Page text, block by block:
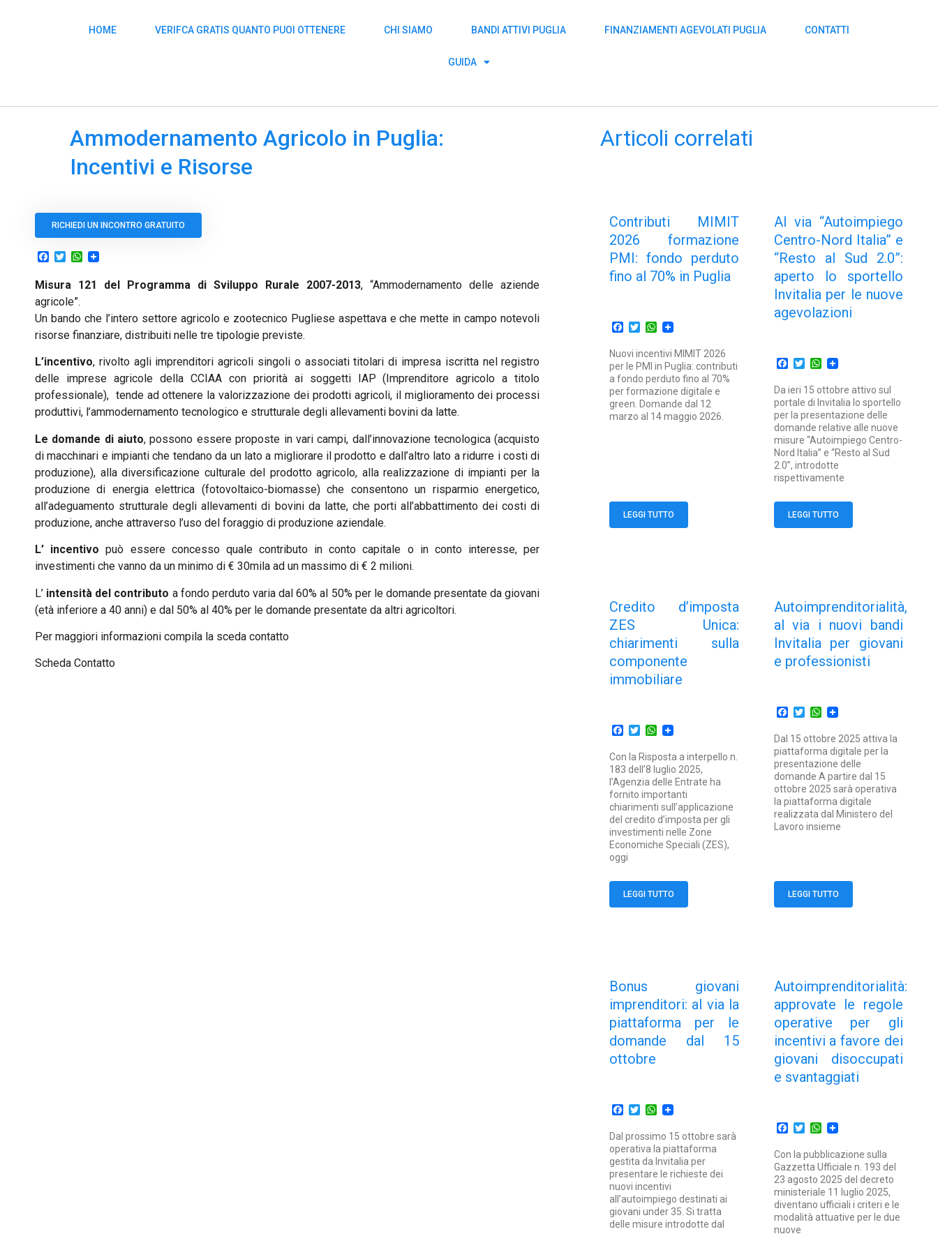
HOME VERIFCA GRATIS QUANTO PUOI OTTENERE CHI SIAMO BANDI ATTIVI PUGLIA FINANZIAMENTI AGEVOLATI PUGLIA CONTATTI
GUIDA
Ammodernamento Agricolo in Puglia:
Incentivi e Risorse
Articoli correlati
RICHIEDI UN INCONTRO GRATUITO
Facebook
TwitterWhatsApp
Misura 121 del Programma di Sviluppo Rurale 2007-2013, “Ammodernamento delle aziende
agricole”.
Un bando che l’intero settore agricolo e zootecnico Pugliese aspettava e che mette in campo notevoli
risorse finanziare, distribuiti nelle tre tipologie previste.
L’incentivo, rivolto agli imprenditori agricoli singoli o associati titolari di impresa iscritta nel registro
delle imprese agricole della CCIAA con priorità ai soggetti IAP (Imprenditore agricolo a titolo
professionale), tende ad ottenere la valorizzazione dei prodotti agricoli, il miglioramento dei processi
produttivi, l’ammodernamento tecnologico e strutturale degli allevamenti bovini da latte.
Le domande di aiuto, possono essere proposte in vari campi, dall’innovazione tecnologica (acquisto
di macchinari e impianti che tendano da un lato a migliorare il prodotto e dall’altro lato a ridurre i costi di
produzione), alla diversificazione culturale del prodotto agricolo, alla realizzazione di impianti per la
produzione di energia elettrica (fotovoltaico-biomasse) che consentono un risparmio energetico,
all’adeguamento strutturale degli allevamenti di bovini da latte, che porti all’abbattimento dei costi di
produzione, anche attraverso l’uso del foraggio di produzione aziendale.
L’ incentivo può essere concesso quale contributo in conto capitale o in conto interesse, per
investimenti che vanno da un minimo di € 30mila ad un massimo di € 2 milioni.
L’ intensità del contributo a fondo perduto varia dal 60% al 50% per le domande presentate da giovani
(età inferiore a 40 anni) e dal 50% al 40% per le domande presentate da altri agricoltori.
Per maggiori informazioni compila la sceda contatto
Scheda Contatto
Contributi MIMIT
2026 formazione
PMI: fondo perduto
fino al 70% in Puglia
Facebook
TwitterWhatsApp
Nuovi incentivi MIMIT 2026
per le PMI in Puglia: contributi
a fondo perduto fino al 70%
per formazione digitale e
green. Domande dal 12
marzo al 14 maggio 2026.
LEGGI TUTTO
Al via “Autoimpiego
Centro-Nord Italia” e
“Resto al Sud 2.0”:
aperto lo sportello
Invitalia per le nuove
agevolazioni
Facebook
TwitterWhatsApp
Da ieri 15 ottobre attivo sul
portale di Invitalia lo sportello
per la presentazione delle
domande relative alle nuove
misure “Autoimpiego Centro-
Nord Italia” e “Resto al Sud
2.0”, introdotte
rispettivamente
LEGGI TUTTO
Credito d’imposta
ZES Unica:
chiarimenti sulla
componente
immobiliare
Facebook
TwitterWhatsApp
Con la Risposta a interpello n.
183 dell’8 luglio 2025,
l’Agenzia delle Entrate ha
fornito importanti
chiarimenti sull’applicazione
del credito d’imposta per gli
investimenti nelle Zone
Economiche Speciali (ZES),
oggi
LEGGI TUTTO
Autoimprenditorialità,
al via i nuovi bandi
Invitalia per giovani
e professionisti
Facebook
TwitterWhatsApp
Dal 15 ottobre 2025 attiva la
piattaforma digitale per la
presentazione delle
domande A partire dal 15
ottobre 2025 sarà operativa
la piattaforma digitale
realizzata dal Ministero del
Lavoro insieme
LEGGI TUTTO
Bonus giovani
imprenditori: al via la
piattaforma per le
domande dal 15
ottobre
Facebook
TwitterWhatsApp
Dal prossimo 15 ottobre sarà
operativa la piattaforma
gestita da Invitalia per
presentare le richieste dei
nuovi incentivi
all’autoimpiego destinati ai
giovani under 35. Si tratta
delle misure introdotte dal
Autoimprenditorialità:
approvate le regole
operative per gli
incentivi a favore dei
giovani disoccupati
e svantaggiati
Facebook
TwitterWhatsApp
Con la pubblicazione sulla
Gazzetta Ufficiale n. 193 del
23 agosto 2025 del decreto
ministeriale 11 luglio 2025,
diventano ufficiali i criteri e le
modalità attuative per le due
nuove